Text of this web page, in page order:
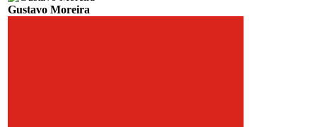
Gustavo Moreira